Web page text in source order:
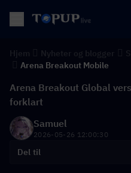
Arena Breakout Mobile
Arena Breakout Global
forklart
Samuel
2026-05-26 12:00:30
Del til